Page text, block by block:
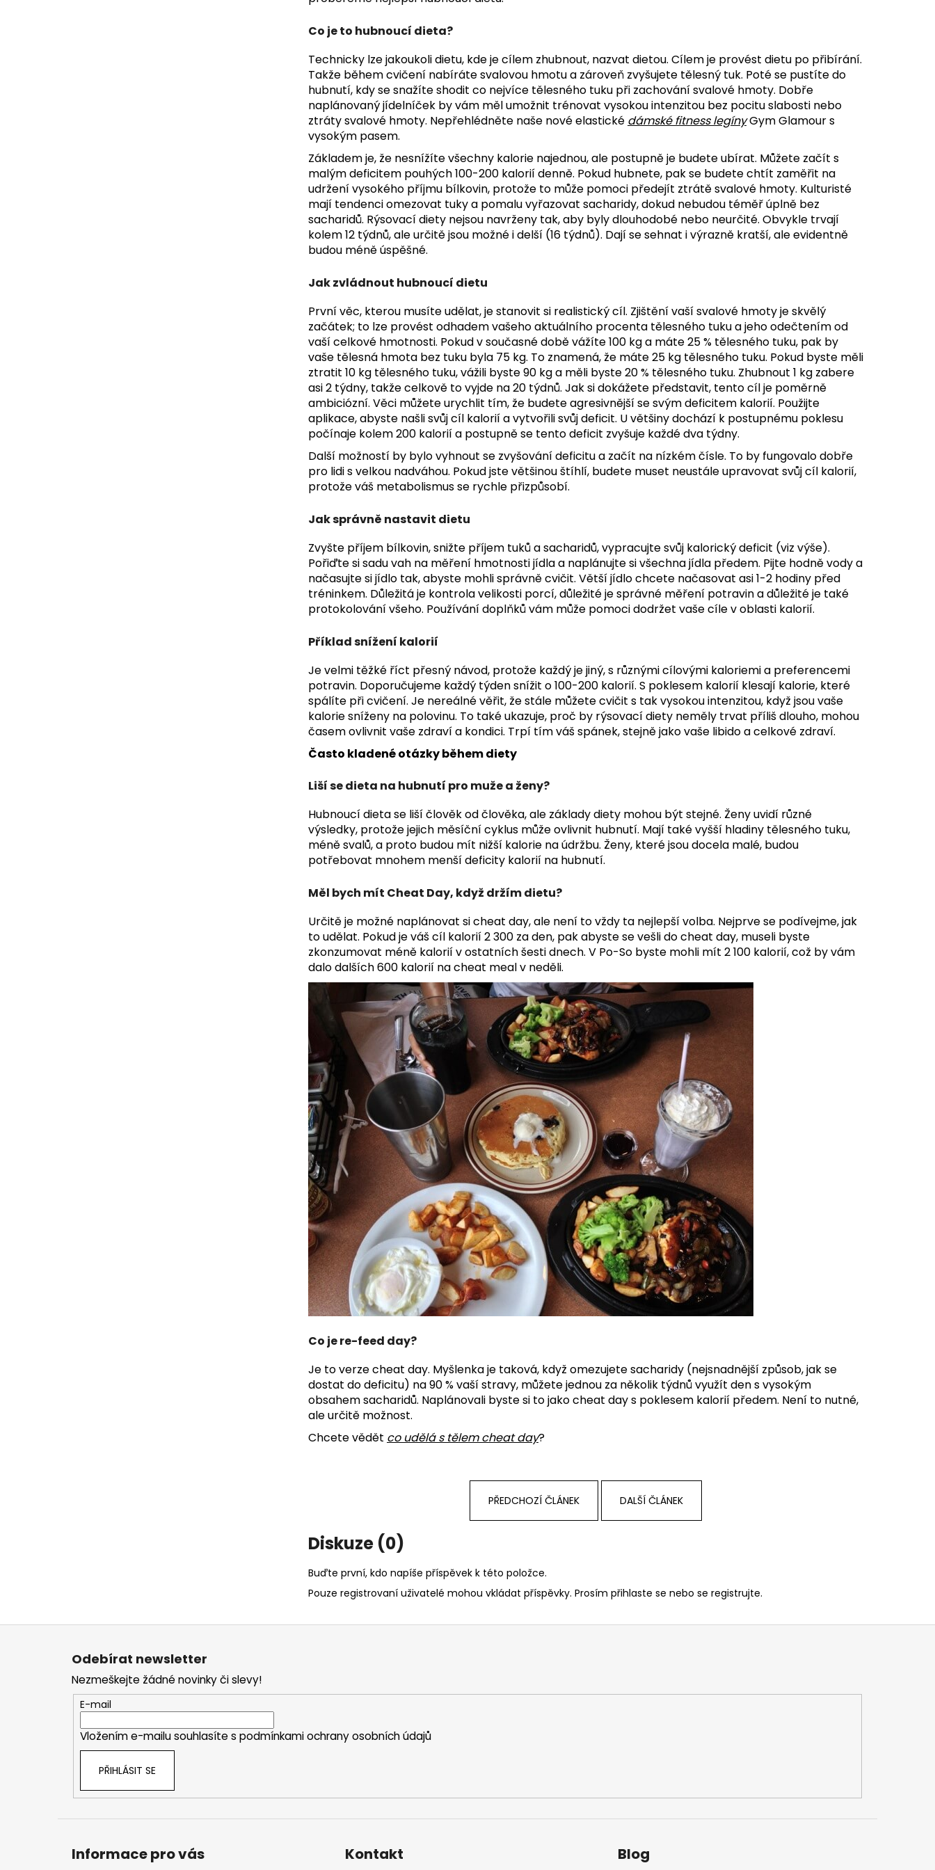
Co je to hubnoucí dieta?
Technicky lze jakoukoli dietu, kde je cílem zhubnout, nazvat dietou. Cílem je provést dietu po přibírání.
Takže během cvičení nabíráte svalovou hmotu a zároveň zvyšujete tělesný tuk. Poté se pustíte do
hubnutí, kdy se snažíte shodit co nejvíce tělesného tuku při zachování svalové hmoty. Dobře
naplánovaný jídelníček by vám měl umožnit trénovat vysokou intenzitou bez pocitu slabosti nebo
ztráty svalové hmoty. Nepřehlédněte naše nové elastické dámské fitness legínyGym Glamour s
vysokým pasem.
Základem je, že nesnížíte všechny kalorie najednou, ale postupně je budete ubírat. Můžete začít s
malým deficitem pouhých 100-200 kalorií denně. Pokud hubnete, pak se budete chtít zaměřit na
udržení vysokého příjmu bílkovin, protože to může pomoci předejít ztrátě svalové hmoty. Kulturisté
mají tendenci omezovat tuky a pomalu vyřazovat sacharidy, dokud nebudou téměř úplně bez
sacharidů. Rýsovací diety nejsou navrženy tak, aby byly dlouhodobé nebo neurčité. Obvykle trvají
kolem 12 týdnů, ale určitě jsou možné i delší (16 týdnů). Dají se sehnat i výrazně kratší, ale evidentně
budou méně úspěšné.
Jak zvládnout hubnoucí dietu
První věc, kterou musíte udělat, je stanovit si realistický cíl. Zjištění vaší svalové hmoty je skvělý
začátek; to lze provést odhadem vašeho aktuálního procenta tělesného tuku a jeho odečtením od
vaší celkové hmotnosti. Pokud v současné době vážíte 100 kg a máte 25 % tělesného tuku, pak by
vaše tělesná hmota bez tuku byla 75 kg. To znamená, že máte 25 kg tělesného tuku. Pokud byste měli
ztratit 10 kg tělesného tuku, vážili byste 90 kg a měli byste 20 % tělesného tuku. Zhubnout 1 kg zabere
asi 2 týdny, takže celkově to vyjde na 20 týdnů. Jak si dokážete představit, tento cíl je poměrně
ambiciózní. Věci můžete urychlit tím, že budete agresivnější se svým deficitem kalorií. Použijte
aplikace, abyste našli svůj cíl kalorií a vytvořili svůj deficit. U většiny dochází k postupnému poklesu
počínaje kolem 200 kalorií a postupně se tento deficit zvyšuje každé dva týdny.
Další možností by bylo vyhnout se zvyšování deficitu a začít na nízkém čísle. To by fungovalo dobře
pro lidi s velkou nadváhou. Pokud jste většinou štíhlí, budete muset neustále upravovat svůj cíl kalorií,
protože váš metabolismus se rychle přizpůsobí.
Jak správně nastavit dietu
Zvyšte příjem bílkovin, snižte příjem tuků a sacharidů, vypracujte svůj kalorický deficit (viz výše).
Pořiďte si sadu vah na měření hmotnosti jídla a naplánujte si všechna jídla předem. Pijte hodně vody a
načasujte si jídlo tak, abyste mohli správně cvičit. Větší jídlo chcete načasovat asi 1-2 hodiny před
tréninkem. Důležitá je kontrola velikosti porcí, důležité je správné měření potravin a důležité je také
protokolování všeho. Používání doplňků vám může pomoci dodržet vaše cíle v oblasti kalorií.
Příklad snížení kalorií
Je velmi těžké říct přesný návod, protože každý je jiný, s různými cílovými kaloriemi a preferencemi
potravin. Doporučujeme každý týden snížit o 100-200 kalorií. S poklesem kalorií klesají kalorie, které
spálíte při cvičení. Je nereálné věřit, že stále můžete cvičit s tak vysokou intenzitou, když jsou vaše
kalorie sníženy na polovinu. To také ukazuje, proč by rýsovací diety neměly trvat příliš dlouho, mohou
časem ovlivnit vaše zdraví a kondici. Trpí tím váš spánek, stejně jako vaše libido a celkové zdraví.
Často kladené otázky během diety
Liší se dieta na hubnutí pro muže a ženy?
Hubnoucí dieta se liší člověk od člověka, ale základy diety mohou být stejné. Ženy uvidí různé
výsledky, protože jejich měsíční cyklus může ovlivnit hubnutí. Mají také vyšší hladiny tělesného tuku,
méně svalů, a proto budou mít nižší kalorie na údržbu. Ženy, které jsou docela malé, budou
potřebovat mnohem menší deficity kalorií na hubnutí.
Měl bych mít Cheat Day, když držím dietu?
Určitě je možné naplánovat si cheat day, ale není to vždy ta nejlepší volba. Nejprve se podívejme, jak
to udělat. Pokud je váš cíl kalorií 2 300 za den, pak abyste se vešli do cheat day, museli byste
zkonzumovat méně kalorií v ostatních šesti dnech. V Po-So byste mohli mít 2 100 kalorií, což by vám
dalo dalších 600 kalorií na cheat meal v neděli.
Co je re-feed day?
Je to verze cheat day. Myšlenka je taková, když omezujete sacharidy (nejsnadnější způsob, jak se
dostat do deficitu) na 90 % vaší stravy, můžete jednou za několik týdnů využít den s vysokým
obsahem sacharidů. Naplánovali byste si to jako cheat day s poklesem kalorií předem. Není to nutné,
ale určitě možnost.
Chcete vědět co udělá s tělem cheat day?
PŘEDCHOZÍ ČLÁNEK DALŠÍ ČLÁNEK
Diskuze (0)
Buďte první, kdo napíše příspěvek k této položce.
Pouze registrovaní uživatelé mohou vkládat příspěvky. Prosím přihlaste se nebo se registrujte.
Z
Odebírat newsletter
Nezmeškejte žádné novinky či slevy!
E-mail
Vložením e-mailu souhlasíte s podmínkami ochrany osobních údajů
PŘIHLÁSIT SE
Informace pro vás Kontakt Blog